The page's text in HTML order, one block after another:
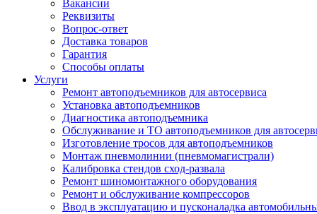
Вакансии
Реквизиты
Вопрос-ответ
Доставка товаров
Гарантия
Способы оплаты
Услуги
Ремонт автоподъемников для автосервиса
Установка автоподъемников
Диагностика автоподъемника
Обслуживание и ТО автоподъемников для
Изготовление тросов для автоподъемников
Монтаж пневмолинии (пневмомагистрали)
Калибровка стендов сход-развала
Ремонт шиномонтажного оборудования
Ремонт и обслуживание компрессоров
Ввод в эксплуатацию и пусконаладка